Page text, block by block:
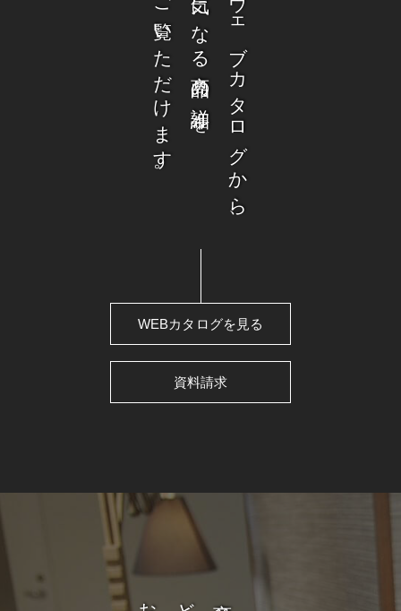
ウェブカタログから、
気になる商品の詳細を
ご覧いただけます。
WEBカタログを見る
資料請求